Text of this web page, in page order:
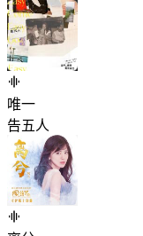
唯一
告五人